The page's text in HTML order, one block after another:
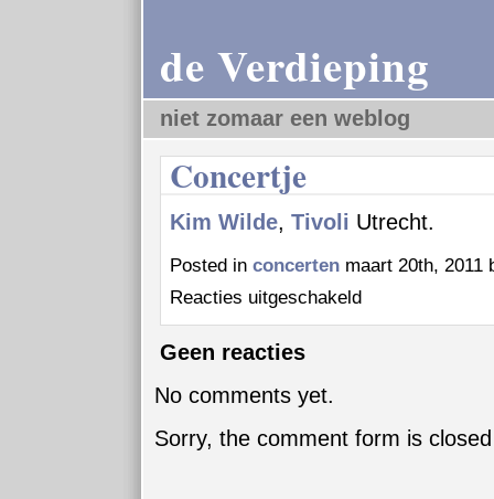
de Verdieping
niet zomaar een weblog
Concertje
Kim Wilde, Tivoli Utrecht.
Posted in concerten maart 20th, 2011
Reacties uitgeschakeldvoor
Geen reacties
No comments yet.
Sorry, the comment form is